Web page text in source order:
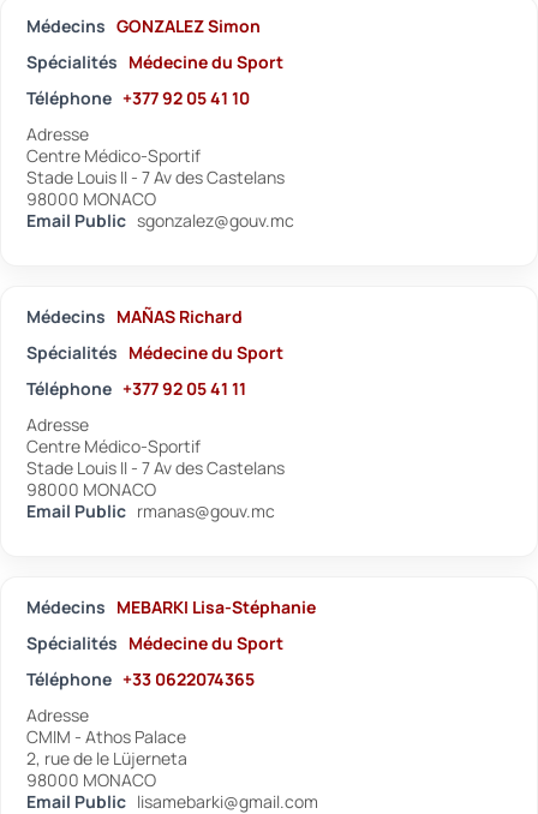
Médecins GONZALEZ Simon
Spécialités Médecine du Sport
Téléphone +377 92 05 41 10
Adresse
Centre Médico-Sportif
Stade Louis II - 7 Av des Castelans
98000 MONACO
Email Public sgonzalez@gouv.mc
Médecins MAÑAS Richard
Spécialités Médecine du Sport
Téléphone +377 92 05 41 11
Adresse
Centre Médico-Sportif
Stade Louis II - 7 Av des Castelans
98000 MONACO
Email Public rmanas@gouv.mc
Médecins MEBARKI Lisa-Stéphanie
Spécialités Médecine du Sport
Téléphone +33 0622074365
Adresse
CMIM - Athos Palace
2, rue de le Lüjerneta
98000 MONACO
Email Public lisamebarki@gmail.com